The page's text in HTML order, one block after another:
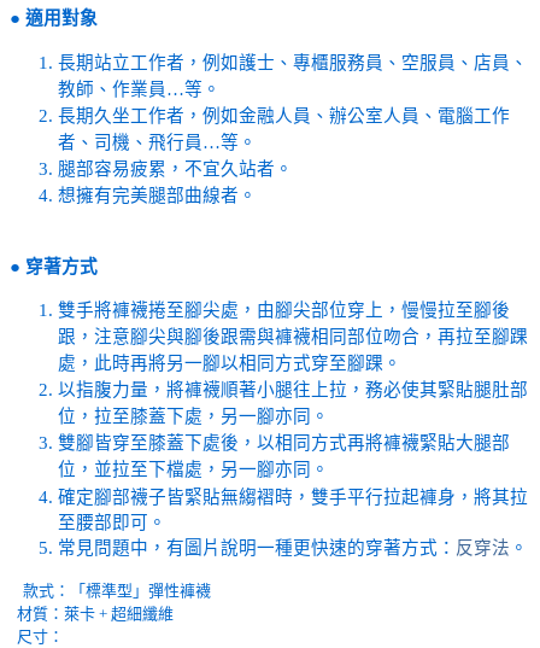
● 適用對象
長期站立工作者，例如護士、專櫃服務員、空服員、店員、
教師、作業員…等。
長期久坐工作者，例如金融人員、辦公室人員、電腦工作
者、司機、飛行員…等。
腿部容易疲累，不宜久站者。
想擁有完美腿部曲線者。
● 穿著方式
雙手將褲襪捲至腳尖處，由腳尖部位穿上，慢慢拉至腳後
跟，注意腳尖與腳後跟需與褲襪相同部位吻合，再拉至腳踝
處，此時再將另一腳以相同方式穿至腳踝。
以指腹力量，將褲襪順著小腿往上拉，務必使其緊貼腿肚部
位，拉至膝蓋下處，另一腳亦同。
雙腳皆穿至膝蓋下處後，以相同方式再將褲襪緊貼大腿部
位，並拉至下檔處，另一腳亦同。
確定腳部襪子皆緊貼無縐褶時，雙手平行拉起褲身，將其拉
至腰部即可。
常見問題中，有圖片說明一種更快速的穿著方式： 反穿法 。
款式：
「標準型」彈性褲襪
材質：萊卡 + 超細纖維
尺寸：